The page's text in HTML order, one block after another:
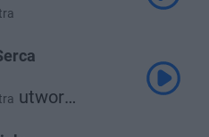
utwor